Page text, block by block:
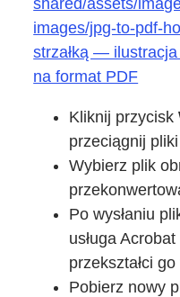
images/jpg-to-pdf-
strzałką —
na format PDF
Kliknij przycisk
przeciągnij
Wybierz plik
Po wysłaniu
usługa
przekształci
Pobierz nowy